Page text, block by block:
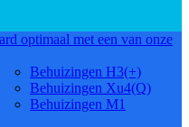
optimaal met een van onze
Behuizingen H3(+)
Behuizingen Xu4(Q)
Behuizingen M1